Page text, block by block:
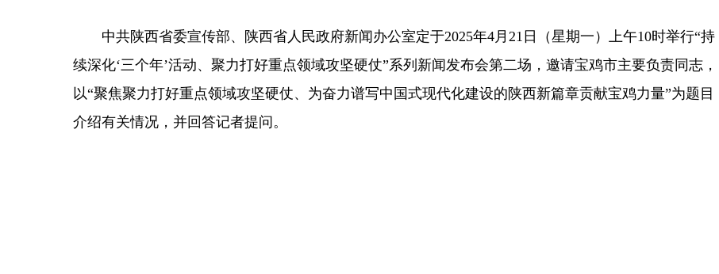
中共陕西省委宣传部、陕西省人民政府新闻办公室定于2025年4月21日（星期一）上午10时举行“持
续深化‘三个年’活动、聚力打好重点领域攻坚硬仗”系列新闻发布会第二场，邀请宝鸡市主要负责同志，
以“聚焦聚力打好重点领域攻坚硬仗、为奋力谱写中国式现代化建设的陕西新篇章贡献宝鸡力量”为题目
介绍有关情况，并回答记者提问。